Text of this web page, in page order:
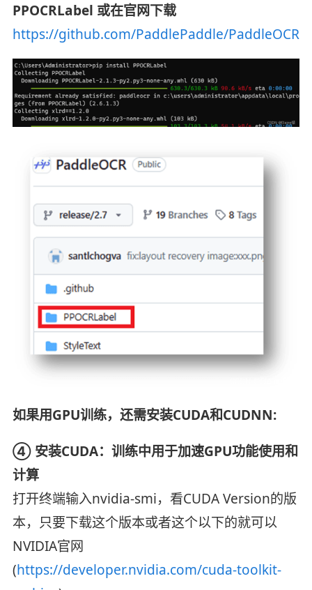
PPOCRLabel 或在官网下载
https://github.com/PaddlePaddle/PaddleOCR/
如果用GPU训练，还需安装CUDA和CUDNN:
④ 安装CUDA：训练中用于加速GPU功能使用和
计算
打开终端输入nvidia-smi，看CUDA Version的版
本，只要下载这个版本或者这个以下的就可以
NVIDIA官网
(https://developer.nvidia.com/cuda-toolkit-